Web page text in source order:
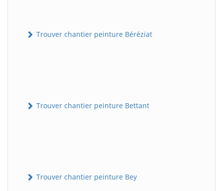
Trouver chantier peinture Béréziat
Trouver chantier peinture Bettant
Trouver chantier peinture Bey